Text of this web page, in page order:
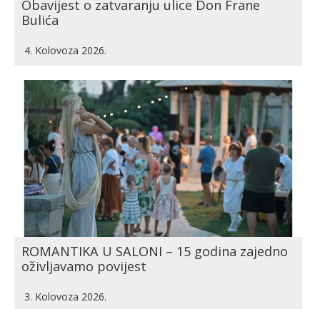
Obavijest o zatvaranju ulice Don Frane
Bulića
4. Kolovoza 2026.
ROMANTIKA U SALONI – 15 godina zajedno
oživljavamo povijest
3. Kolovoza 2026.